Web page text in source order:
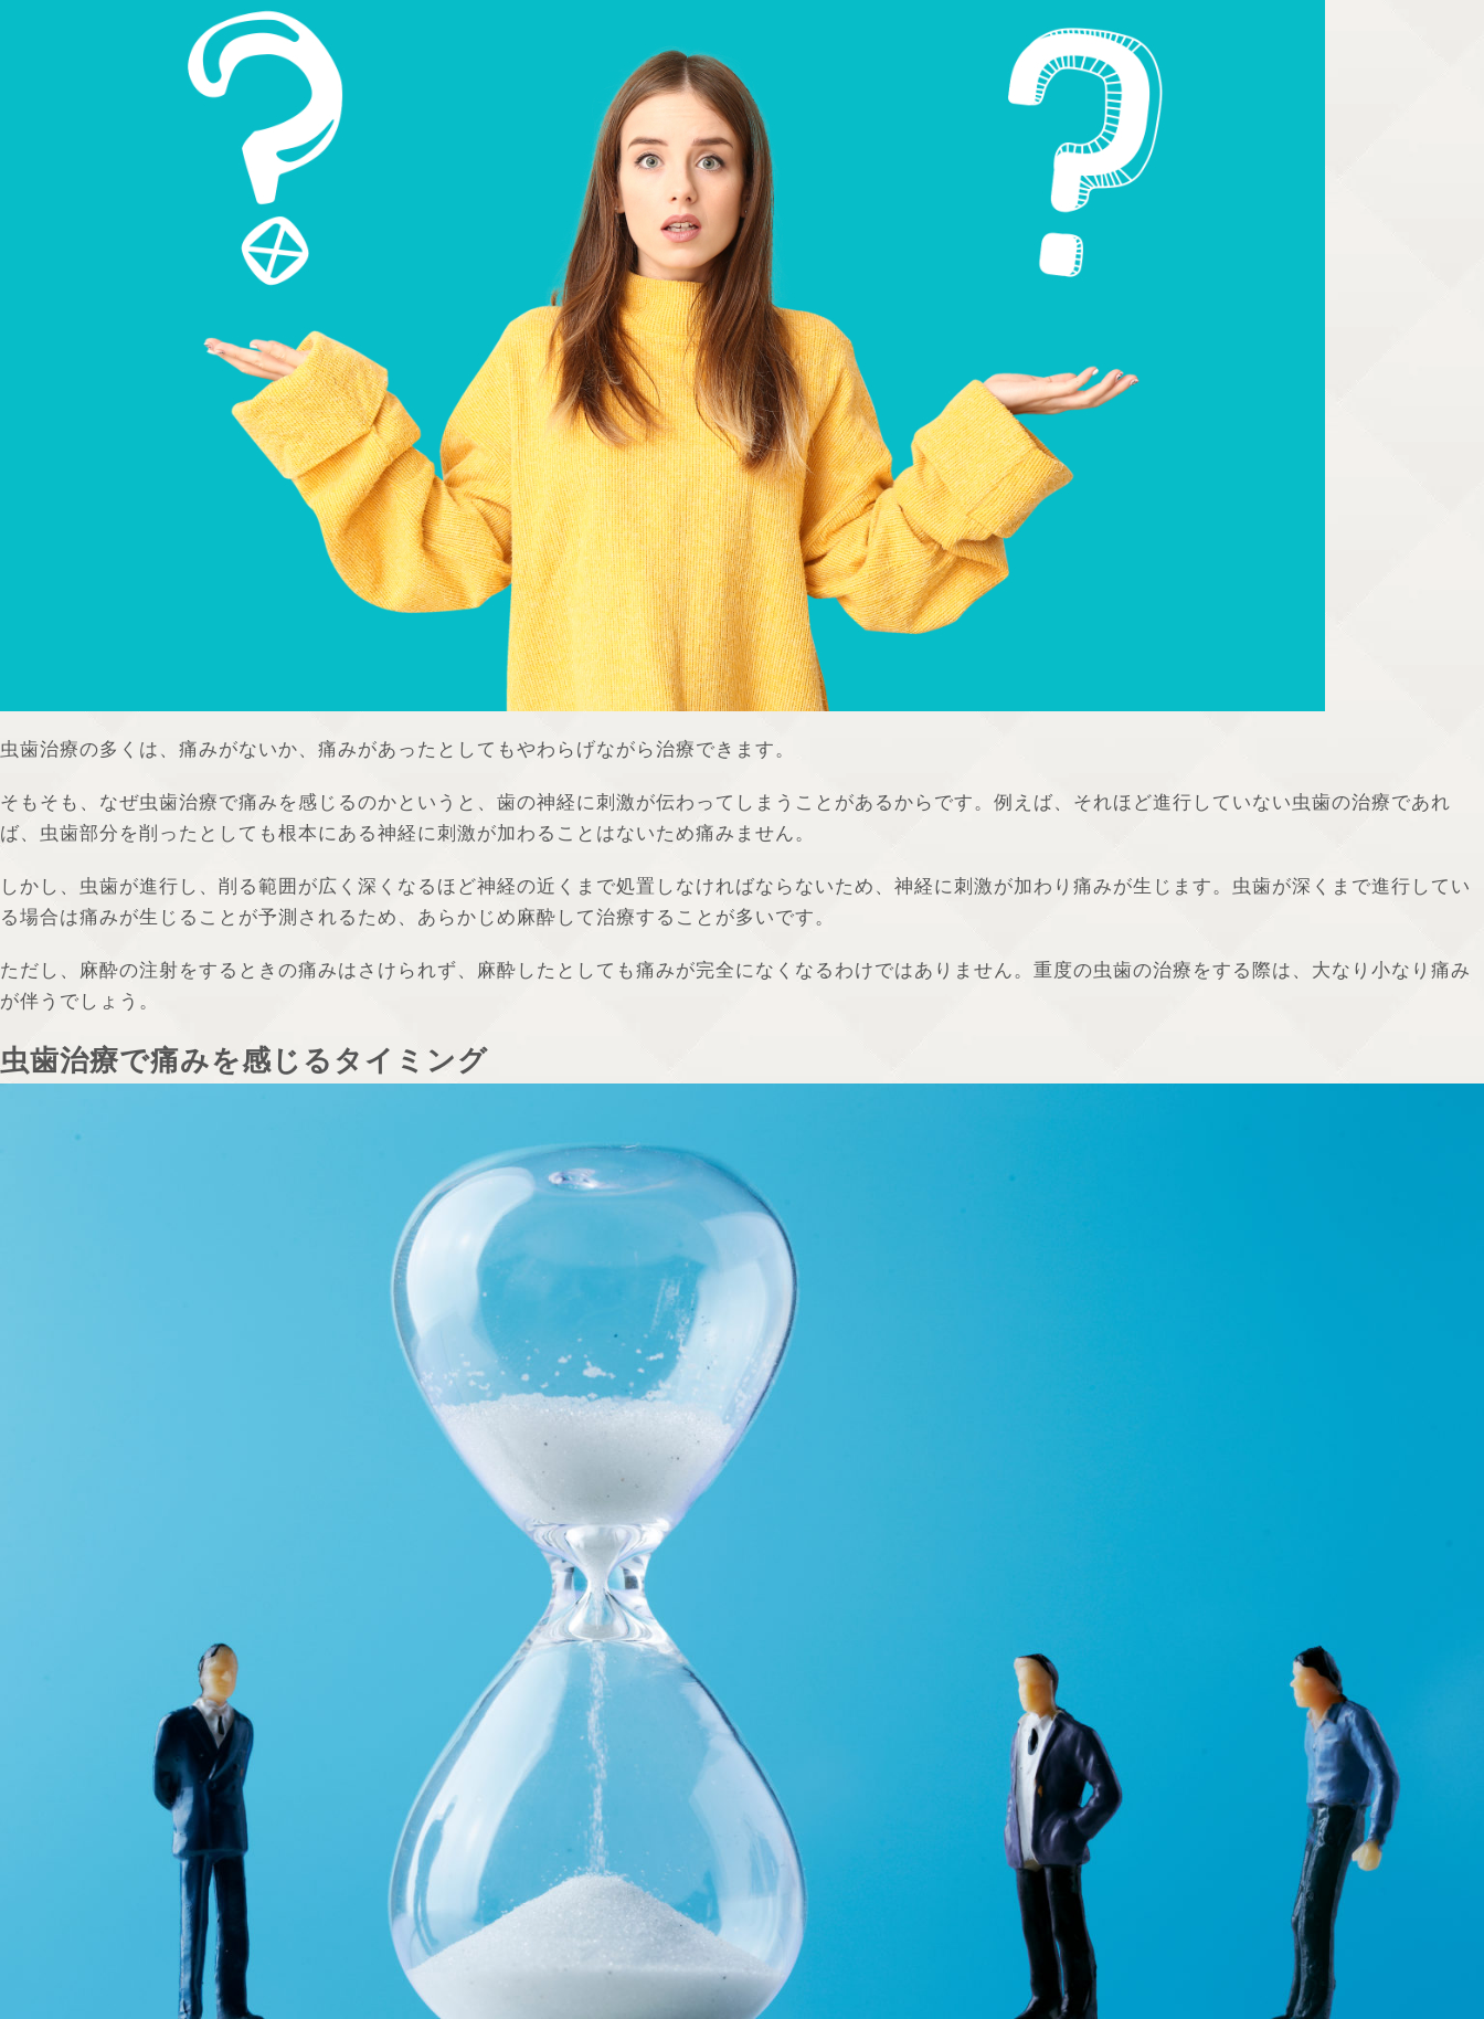
虫歯治療の多くは、痛みがないか、痛みがあったとしてもやわらげながら治療できます。
そもそも、なぜ虫歯治療で痛みを感じるのかというと、歯の神経に刺激が伝わってしまうことがあるからです。例えば、それほど進行していない虫歯の治療であれ
ば、虫歯部分を削ったとしても根本にある神経に刺激が加わることはないため痛みません。
しかし、虫歯が進行し、削る範囲が広く深くなるほど神経の近くまで処置しなければならないため、神経に刺激が加わり痛みが生じます。虫歯が深くまで進行してい
る場合は痛みが生じることが予測されるため、あらかじめ麻酔して治療することが多いです。
ただし、麻酔の注射をするときの痛みはさけられず、麻酔したとしても痛みが完全になくなるわけではありません。重度の虫歯の治療をする際は、大なり小なり痛み
が伴うでしょう。
虫歯治療で痛みを感じるタイミング